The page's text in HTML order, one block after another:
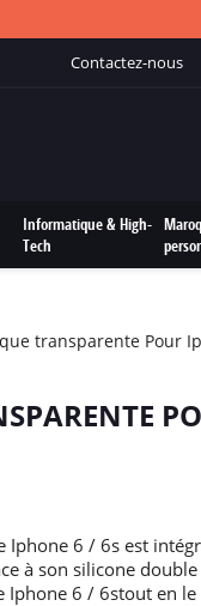
Contactez-nous
Informatique & High-
Tech
transparente Pour
Iphone 6 / 6s est
à son silicone
Iphone 6 / 6stout en